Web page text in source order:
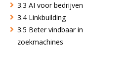
3.3 AI voor bedrijven
3.4 Linkbuilding
3.5 Beter vindbaar in
zoekmachines